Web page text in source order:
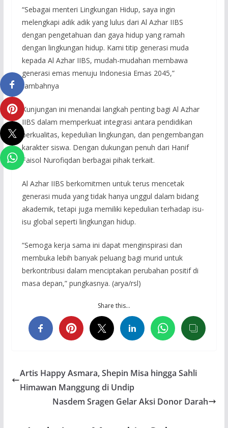
“Sebagai menteri Lingkungan Hidup, saya ingin
melengkapi adik adik yang lulus dari Al Azhar IIBS
dengan pengetahuan dan gaya hidup yang ramah
dengan lingkungan hidup. Kami titip generasi muda
kepada Al Azhar IIBS, mudah-mudahan membawa
generasi emas menuju Indonesia Emas 2045,”
tambahnya
Kunjungan ini menandai langkah penting bagi Al Azhar
IIBS dalam memperkuat integrasi antara pendidikan
berkualitas, kepedulian lingkungan, dan pengembangan
karakter siswa. Dengan dukungan penuh dari Hanif
Faisol Nurofiqdan berbagai pihak terkait.
Al Azhar IIBS berkomitmen untuk terus mencetak
generasi muda yang tidak hanya unggul dalam bidang
akademik, tetapi juga memiliki kepedulian terhadap isu-
isu global seperti lingkungan hidup.
“Semoga kerja sama ini dapat menginspirasi dan
membuka lebih banyak peluang bagi murid untuk
berkontribusi dalam menciptakan perubahan positif di
masa depan,” pungkasnya. (arya/rsl)
Share this…
Artis Happy Asmara, Shepin Misa hingga Sahli
Himawan Manggung di Undip
Nasdem Sragen Gelar Aksi Donor Darah